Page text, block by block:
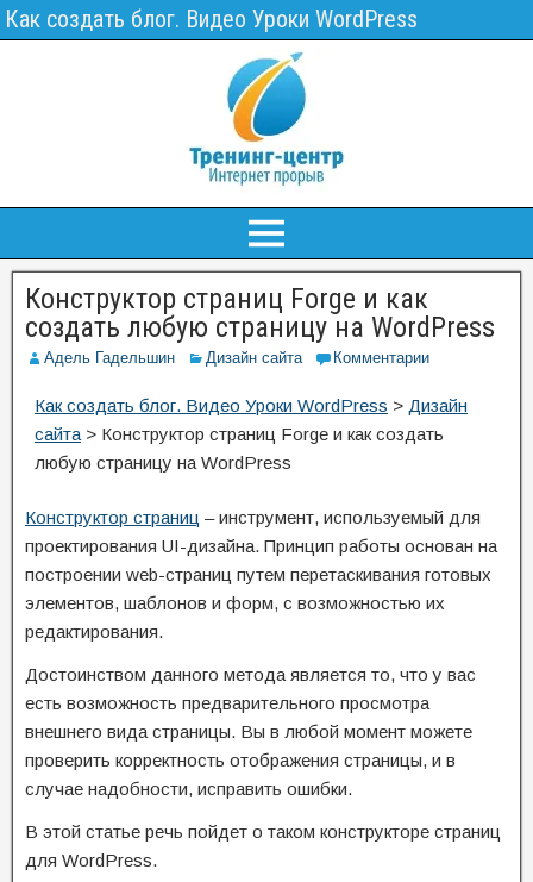
Как создать блог. Видео Уроки WordPress
Конструктор страниц Forge и как
создать любую страницу на WordPress
Адель Гадельшин Дизайн сайта Комментарии
Как создать блог. Видео Уроки WordPress > Дизайн
сайта > Конструктор страниц Forge и как создать
любую страницу на WordPress
Конструктор страниц – инструмент, используемый для
проектирования UI-дизайна. Принцип работы основан на
построении web-страниц путем перетаскивания готовых
элементов, шаблонов и форм, с возможностью их
редактирования.
Достоинством данного метода является то, что у вас
есть возможность предварительного просмотра
внешнего вида страницы. Вы в любой момент можете
проверить корректность отображения страницы, и в
случае надобности, исправить ошибки.
В этой статье речь пойдет о таком конструкторе страниц
для WordPress.